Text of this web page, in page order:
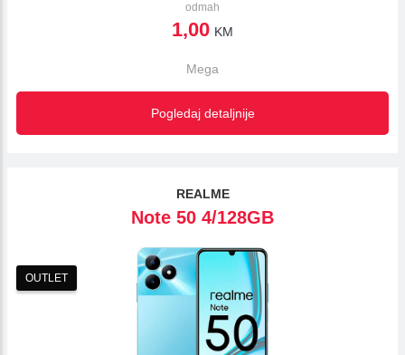
odmah
1,00 KM
Mega
Pogledaj detaljnije
REALME
Note 50 4/128GB
OUTLET